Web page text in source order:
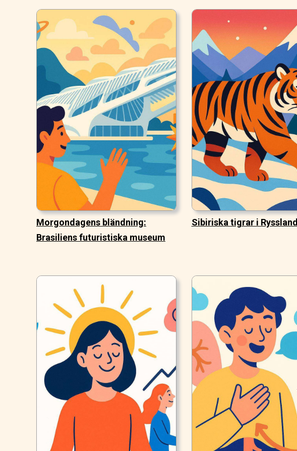
Morgondagens bländning:
Brasiliens futuristiska museum
Sibiriska tigrar i Ryssland